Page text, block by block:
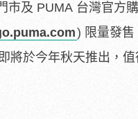
市及 PUMA 台灣官方
) 限量發售
將於今年秋天推出，